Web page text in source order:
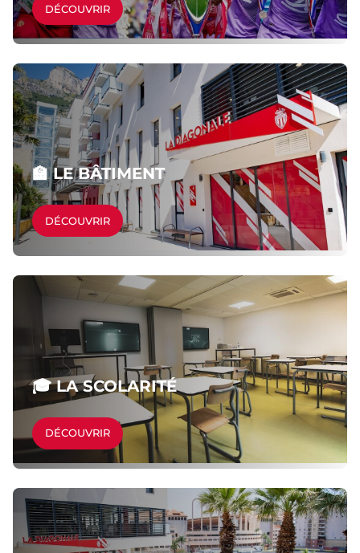
DÉCOUVRIR
🏫 LE BÂTIMENT
DÉCOUVRIR
🎓 LA SCOLARITÉ
DÉCOUVRIR